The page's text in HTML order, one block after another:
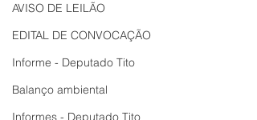
AVISO DE LEILÃO
EDITAL DE CONVOCAÇÃO
Informe - Deputado Tito
Balanço ambiental
Informes - Deputado Tito